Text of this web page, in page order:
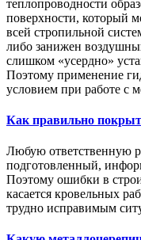
теплопроводности
поверхности, который
всей стропильной
либо занижен
слишком «усердно»
Поэтому применение
условием при работе с
Как правильно
Любую ответственную
подготовленный,
Поэтому ошибки в
касается кровельных
трудно исправимым